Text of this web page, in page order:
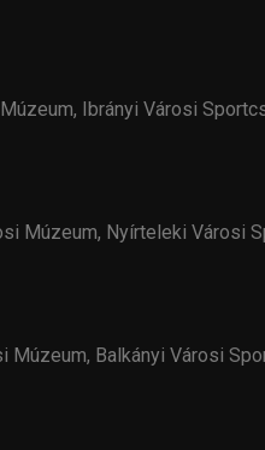
Ibrányi Városi
Múzeum, Nyírteleki Városi
Múzeum, Balkányi Városi